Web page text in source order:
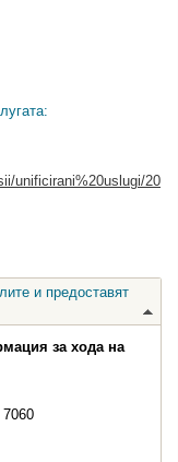
unificirani%20uslugi/20
и предоставят
за хода на